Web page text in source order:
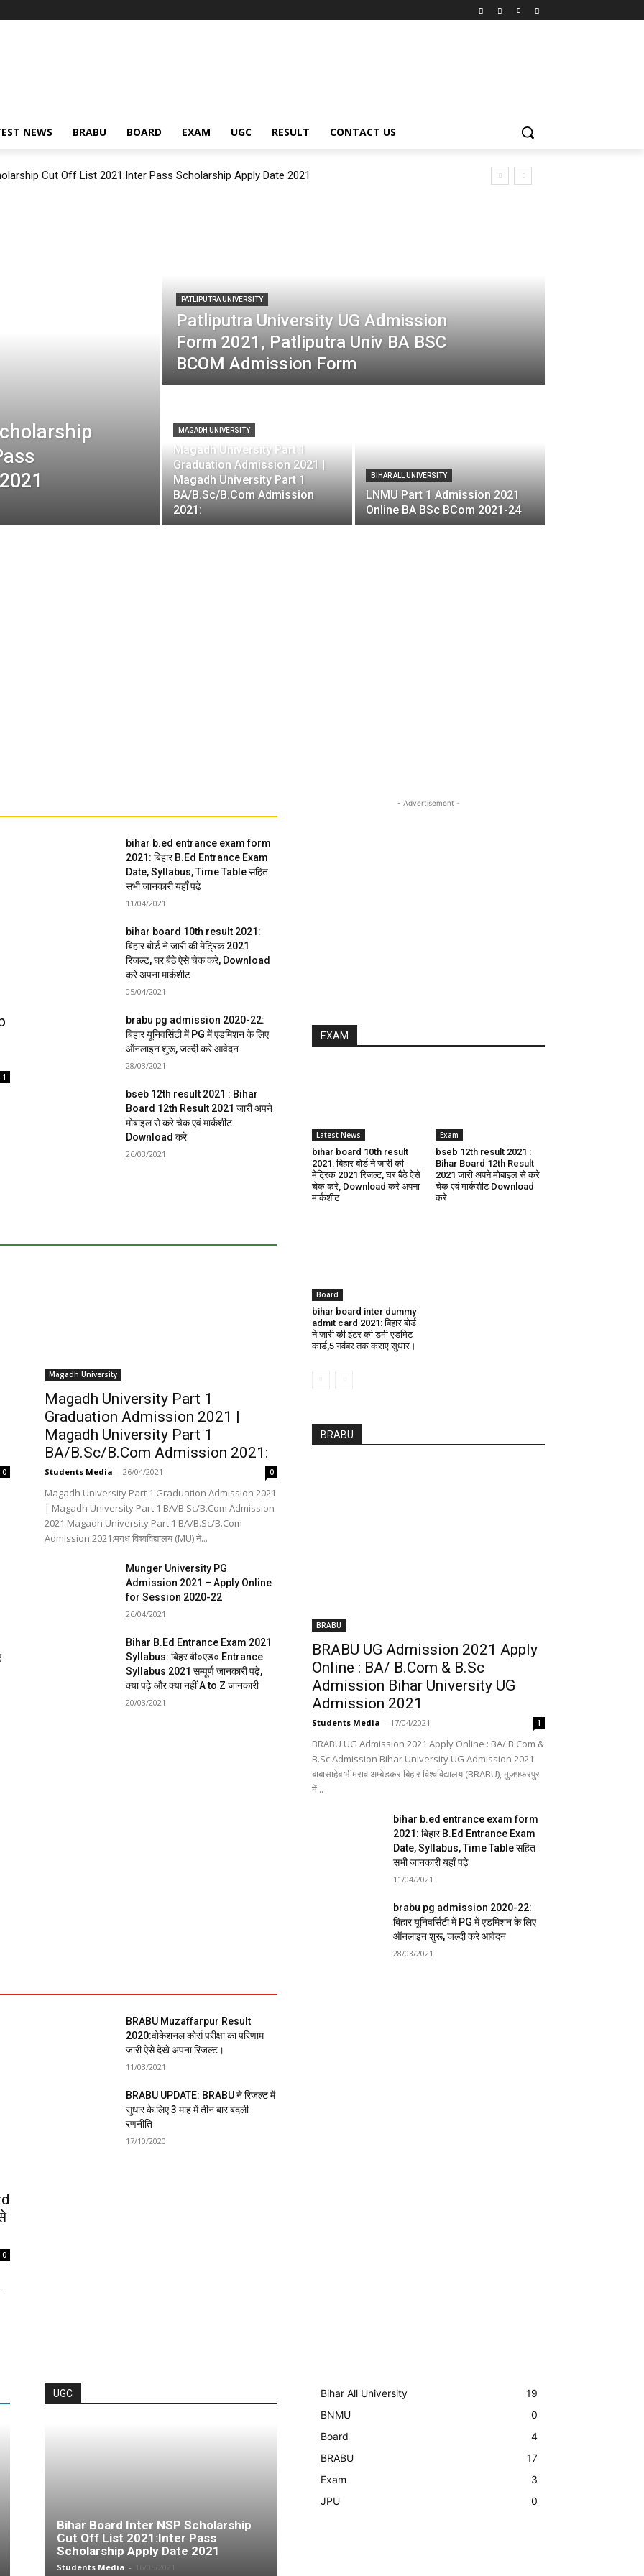
NEWS BRABU BOARD EXAM UGC RESULT CONTACT US
Cut Off List 2021:Inter Pass Scholarship Apply Date 2021
PATLIPUTRA UNIVERSITY
Patliputra University UG Admission
Form 2021, Patliputra Univ BA BSC
BCOM Admission Form
MAGADH UNIVERSITY
Magadh University Part 1
Graduation Admission 2021 |
Magadh University Part 1
BA/B.Sc/B.Com Admission
2021:
BIHAR ALL UNIVERSITY
LNMU Part 1 Admission 2021
Online BA BSc BCom 2021-24
1
bihar b.ed entrance exam form
2021: बिहार B.Ed Entrance Exam
Date, Syllabus, Time Table सहित
सभी जानकारी यहाँ पढ़े
11/04/2021
bihar board 10th result 2021:
बिहार बोर्ड ने जारी की मेट्रिक 2021
रिजल्ट, घर बैठे ऐसे चेक करे, Download
करे अपना मार्कशीट
05/04/2021
brabu pg admission 2020-22:
बिहार यूनिवर्सिटी में PG में एडमिशन के लिए
ऑनलाइन शुरू, जल्दी करे आवेदन
28/03/2021
bseb 12th result 2021 : Bihar
Board 12th Result 2021 जारी अपने
मोबाइल से करे चेक एवं मार्कशीट
Download करे
26/03/2021
0
Magadh University
Magadh University Part 1
Graduation Admission 2021 |
Magadh University Part 1
BA/B.Sc/B.Com Admission 2021:
Students Media - 26/04/2021 0
Magadh University Part 1 Graduation Admission 2021
| Magadh University Part 1 BA/B.Sc/B.Com Admission
2021 Magadh University Part 1 BA/B.Sc/B.Com
Admission 2021:मगध विश्वविद्यालय (MU) ने...
Munger University PG
Admission 2021 – Apply Online
for Session 2020-22
26/04/2021
Bihar B.Ed Entrance Exam 2021
Syllabus: बिहर बी०एड० Entrance
Syllabus 2021 सम्पूर्ण जानकारी पढ़े,
क्या पढ़े और क्या नहीं A to Z जानकारी
20/03/2021
0
BRABU Muzaffarpur Result
2020:वोकेशनल कोर्स परीक्षा का परिणाम
जारी ऐसे देखे अपना रिजल्ट।
11/03/2021
BRABU UPDATE: BRABU ने रिजल्ट में
सुधार के लिए 3 माह में तीन बार बदली
रणनीति
17/10/2020
- Advertisement -
EXAM
Latest News
bihar board 10th result
2021: बिहार बोर्ड ने जारी की
मेट्रिक 2021 रिजल्ट, घर बैठे ऐसे
चेक करे, Download करे अपना
मार्कशीट
Exam
bseb 12th result 2021 :
Bihar Board 12th Result
2021 जारी अपने मोबाइल से करे
चेक एवं मार्कशीट Download
करे
Board
bihar board inter dummy
admit card 2021: बिहार बोर्ड
ने जारी की इंटर की डमी एडमिट
कार्ड,5 नवंबर तक कराए सुधार।
BRABU
BRABU
BRABU UG Admission 2021 Apply
Online : BA/ B.Com & B.Sc
Admission Bihar University UG
Admission 2021
Students Media - 17/04/2021 1
BRABU UG Admission 2021 Apply Online : BA/ B.Com &
B.Sc Admission Bihar University UG Admission 2021
बाबासाहेब भीमराव अम्बेडकर बिहार विश्वविद्यालय (BRABU), मुजफ्फरपुर
में...
bihar b.ed entrance exam form
2021: बिहार B.Ed Entrance Exam
Date, Syllabus, Time Table सहित
सभी जानकारी यहाँ पढ़े
11/04/2021
brabu pg admission 2020-22:
बिहार यूनिवर्सिटी में PG में एडमिशन के लिए
ऑनलाइन शुरू, जल्दी करे आवेदन
28/03/2021
UGC
Bihar Board Inter NSP Scholarship
Cut Off List 2021:Inter Pass
Scholarship Apply Date 2021
Students Media -
Bihar All University
19
BNMU
0
Board
4
BRABU
17
Exam
3
JPU
0